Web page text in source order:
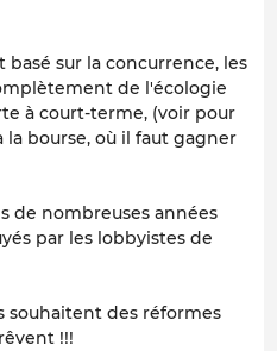
sur la concurrence, les
de l'écologie
à court-terme, (voir pour
la bourse, où il faut gagner
de nombreuses années
par les lobbyistes de
souhaitent des réformes
!!!